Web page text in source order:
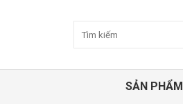
kiếm:
SẢN PHẨM